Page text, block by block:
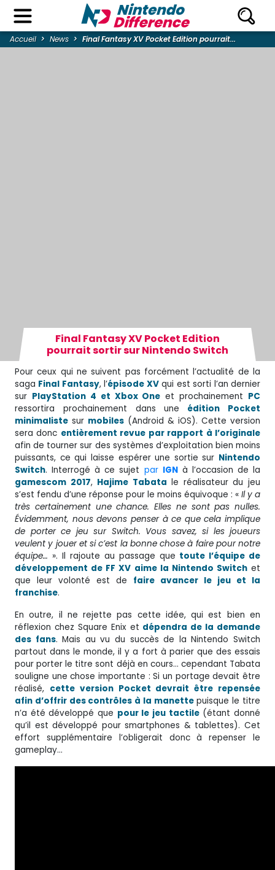
Accueil News Final Fantasy XV Pocket Edition pourrait...
Final Fantasy XV Pocket Edition
pourrait sortir sur Nintendo Switch
Pour ceux qui ne suivent pas forcément l’actualité de la
saga Final Fantasy, l’épisode XVqui est sorti l’an dernier
sur PlayStation 4 et Xbox One et prochainement PC
ressortira prochainement dans une édition Pocket
minimaliste sur mobiles (Android & iOS). Cette version
sera donc entièrement revue par rapport à l’originale
afin de tourner sur des systèmes d’exploitation bien moins
puissants, ce qui laisse espérer une sortie sur Nintendo
Switch. Interrogé à ce sujet par IGNà l’occasion de la
gamescom 2017, Hajime Tabata le réalisateur du jeu
s’est fendu d’une réponse pour le moins équivoque : « Il y a
très certainement une chance. Elles ne sont pas nulles.
Évidemment, nous devons penser à ce que cela implique
de porter ce jeu sur Switch. Vous savez, si les joueurs
veulent y jouer et si c’est la bonne chose à faire pour notre
équipe… ». Il rajoute au passage que toute l’équipe de
développement de FF XV aime la Nintendo Switchet
que leur volonté est de faire avancer le jeu et la
franchise.
En outre, il ne rejette pas cette idée, qui est bien en
réflexion chez Square Enix et dépendra de la demande
des fans. Mais au vu du succès de la Nintendo Switch
partout dans le monde, il y a fort à parier que des essais
pour porter le titre sont déjà en cours… cependant Tabata
souligne une chose importante : Si un portage devait être
réalisé, cette version Pocket devrait être repensée
afin d’offrir des contrôles à la manettepuisque le titre
n’a été développé que pour le jeu tactile(étant donné
qu’il est développé pour smartphones & tablettes). Cet
effort supplémentaire l’obligerait donc à repenser le
gameplay…